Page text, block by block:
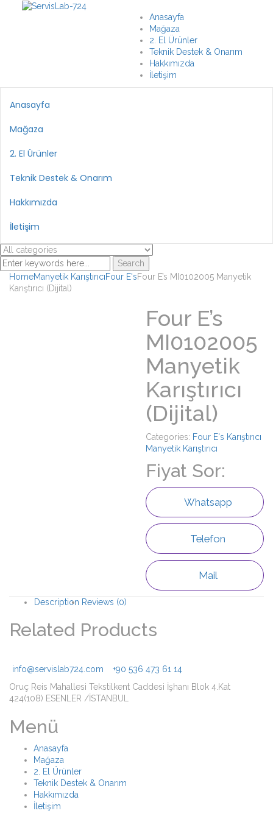
Anasayfa
Mağaza
2. El Ürünler
Teknik Destek & Onarım
Hakkımızda
İletişim
Anasayfa
Mağaza
2. El Ürünler
Teknik Destek & Onarım
Hakkımızda
İletişim
Search
HomeManyetik KarıştırıcıFour E'sFour E’s MI0102005 Manyetik
Karıştırıcı (Dijital)
Four E’s
MI0102005
Manyetik
Karıştırıcı
(Dijital)
Categories: Four E's Karıştırıcı
Manyetik Karıştırıcı
Fiyat Sor:
Whatsapp
Telefon
Mail
Description Reviews (0)
Related Products
info@servislab724.com
+90 536 473 61 14
Oruç Reis Mahallesi Tekstilkent Caddesi İşhanı Blok 4.Kat
424(108) ESENLER /İSTANBUL
Menü
Anasayfa
Mağaza
2. El Ürünler
Teknik Destek & Onarım
Hakkımızda
İletişim